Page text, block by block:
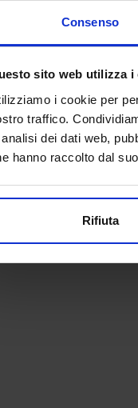
Consenso
sito web utilizza i
i cookie per
traffico.
dei dati web,
hanno raccolto dal
Rifiuta
Gruppo Tecniche Nuove